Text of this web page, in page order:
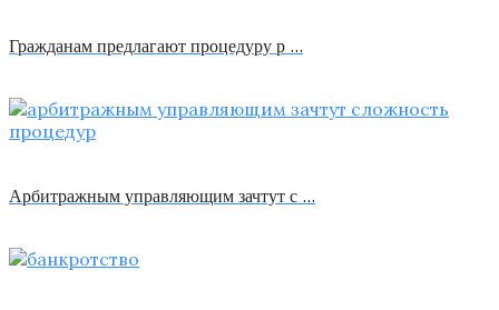
Гражданам предлагают процедуру р …
Арбитражным управляющим зачтут с …